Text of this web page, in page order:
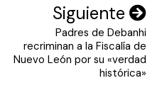
Siguiente
Padres de Debanhi
recriminan a la Fiscalía de
Nuevo León por su «verdad
histórica»